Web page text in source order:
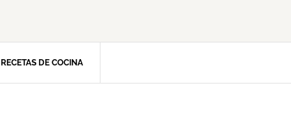
RECETAS DE COCINA